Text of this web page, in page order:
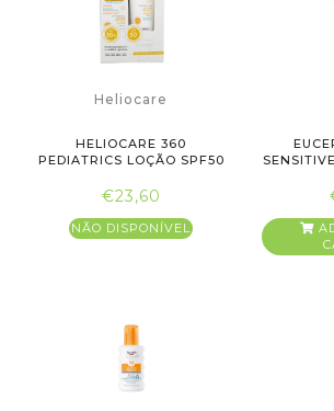
Heliocare
HELIOCARE 360
PEDIATRICS LOÇÃO SPF50
€23,60
NÃO DISPONÍVEL